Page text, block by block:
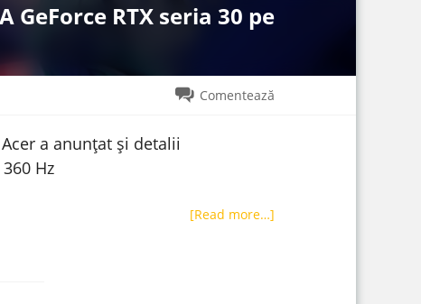
RTX seria 30 pe
Comentează
a anunțat și detalii
Hz
[Read more…]